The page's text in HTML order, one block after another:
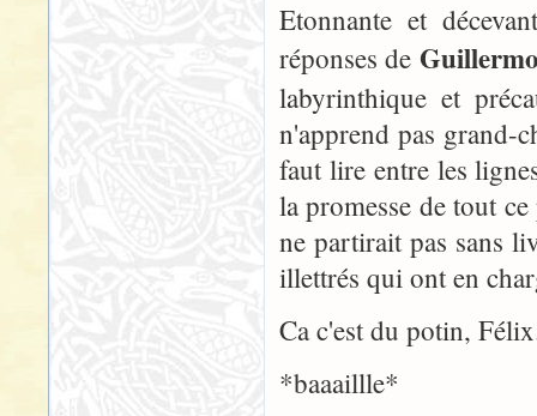
Etonnante et
réponses de
labyrinthique et
n'apprend pas grand-
faut lire entre les
la promesse de tout
ne partirait pas sans
illettrés qui ont en
Ca c'est du potin,
*baaaillle*